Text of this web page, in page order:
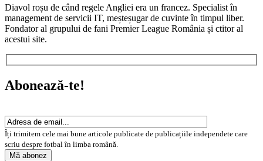
Diavol roșu de când regele Angliei era un francez. Specialist în
management de servicii IT, meșteșugar de cuvinte în timpul liber.
Fondator al grupului de fani Premier League România și ctitor al
acestui site.
Abonează-te!
Îți trimitem cele mai bune articole publicate de publicațiile independete care
scriu despre fotbal în limba română.